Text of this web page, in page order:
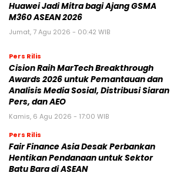
Huawei Jadi Mitra bagi Ajang GSMA
M360 ASEAN 2026
Jumat, 7 Agu 2026 - 00:42 WIB
Pers Rilis
Cision Raih MarTech Breakthrough
Awards 2026 untuk Pemantauan dan
Analisis Media Sosial, Distribusi Siaran
Pers, dan AEO
Kamis, 6 Agu 2026 - 17:00 WIB
Pers Rilis
Fair Finance Asia Desak Perbankan
Hentikan Pendanaan untuk Sektor
Batu Bara di ASEAN